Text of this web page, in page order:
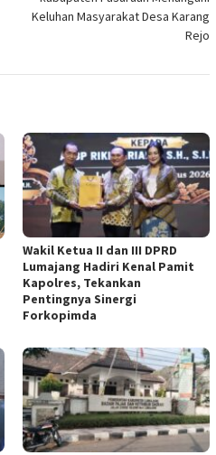
Keluhan Masyarakat Desa Karang
Rejo
Wakil Ketua II dan III DPRD
Lumajang Hadiri Kenal Pamit
Kapolres, Tekankan
Pentingnya Sinergi
Forkopimda